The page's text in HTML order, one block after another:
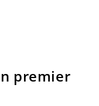
premier